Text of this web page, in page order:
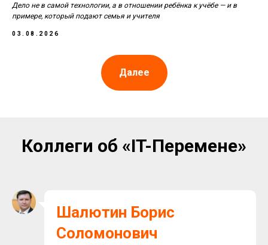
Дело не в самой технологии, а в отношении ребёнка к учёбе — и в
примере, который подают семья и учителя
03.08.2026
Далее
Коллеги об «IT-Перемене»
Шалютин Борис
Соломонович